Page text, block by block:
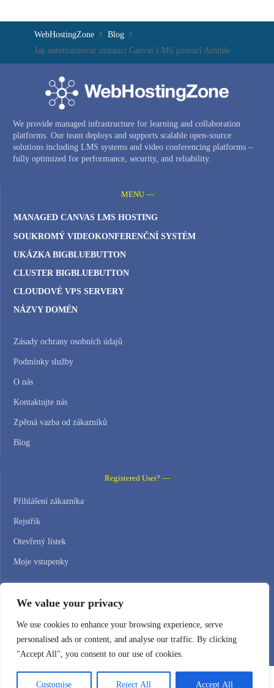
We value your privacy
We use cookies to enhance your browsing experience, serve
personalised ads or content, and analyse our traffic. By clicking
"Accept All", you consent to our use of cookies.
Customise Reject All Accept All
WebHostingZone
Blog
Jak automatizovat instalaci Canvas LMS pomocí Ansible
We provide managed infrastructure for learning and collaboration
platforms. Our team deploys and supports scalable open-source
solutions including LMS systems and video conferencing platforms –
fully optimized for performance, security, and reliability.
MENU —
MANAGED CANVAS LMS HOSTING
SOUKROMÝ VIDEOKONFERENČNÍ SYSTÉM
UKÁZKA BIGBLUEBUTTON
CLUSTER BIGBLUEBUTTON
CLOUDOVÉ VPS SERVERY
NÁZVY DOMÉN
Zásady ochrany osobních údajů
Podmínky služby
O nás
Kontaktujte nás
Zpětná vazba od zákazníků
Blog
Registered User? —
Přihlášení zákazníka
Rejstřík
Otevřený lístek
Moje vstupenky
Email: support@webhostingzone.org